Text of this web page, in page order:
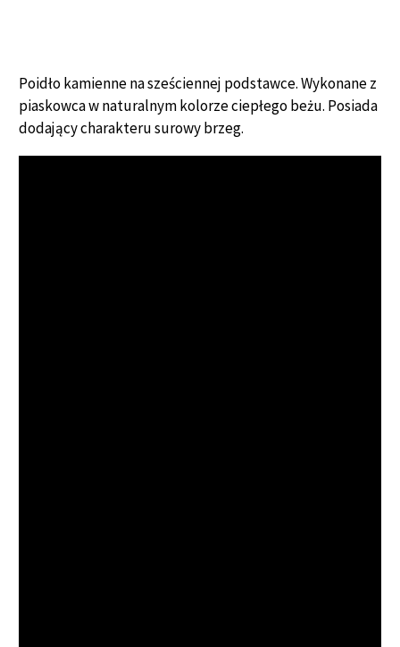
Poidło kamienne na sześciennej podstawce. Wykonane z
piaskowca w naturalnym kolorze ciepłego beżu. Posiada
dodający charakteru surowy brzeg.